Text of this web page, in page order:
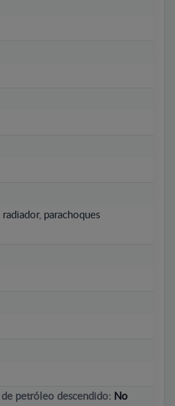
parachoques
petróleo descendido: No